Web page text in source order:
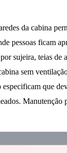
da cabina
pessoas ficam
sujeira, teias de
sem
que